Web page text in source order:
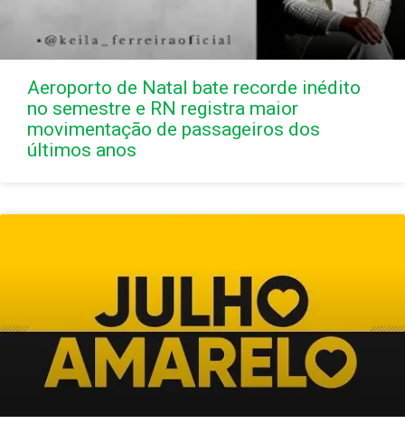
Aeroporto de Natal bate recorde inédito
no semestre e RN registra maior
movimentação de passageiros dos
últimos anos